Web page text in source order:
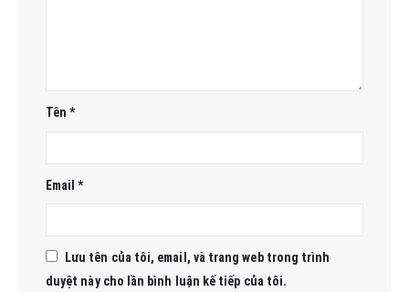
Tên*
Email*
Lưu tên của tôi, email, và trang web trong trình
duyệt này cho lần bình luận kế tiếp của tôi.